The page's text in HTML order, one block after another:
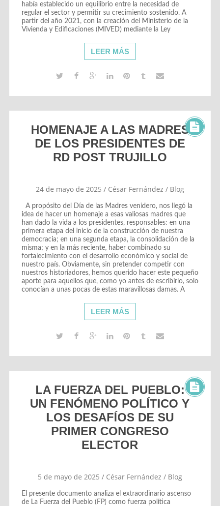
había establecido un equilibrio entre la necesidad de
regular el sector y permitir su crecimiento sostenido. A
partir del año 2021, con la creación del Ministerio de la
Vivienda y Edificaciones (MIVED) mediante la Ley
LEER MÁS
HOMENAJE A LAS MADRES
DE LOS PRESIDENTES DE
RD POST TRUJILLO
24 de mayo de 2025 / César Fernández / Blog
A propósito del Día de las Madres venidero, nos llegó la
idea de hacer un homenaje a esas valiosas madres que
han dado la vida a los presidentes, responsables: en una
primera etapa del inicio de la construcción de nuestra
democracia; en una segunda etapa, la consolidación de la
misma; y en la más reciente, haber combinado su
fortalecimiento con el desarrollo económico y social de
nuestro país. Obviamente, sin pretender competir con
nuestros historiadores, hemos querido hacer este pequeño
aporte para aquellos que, como yo antes de escribirlo, solo
conocían a unas pocas de estas maravillosas damas. A
LEER MÁS
LA FUERZA DEL PUEBLO:
UN FENÓMENO POLÍTICO Y
LOS DESAFÍOS DE SU
PRIMER CONGRESO
ELECTOR
5 de mayo de 2025 / César Fernández / Blog
El presente documento analiza el extraordinario ascenso
de La Fuerza del Pueblo (FP) como fuerza política